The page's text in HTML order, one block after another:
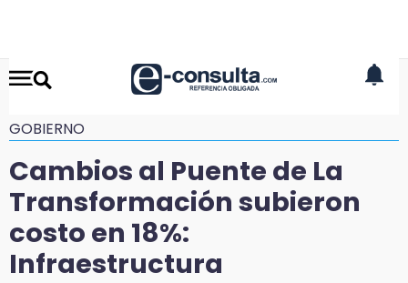
GOBIERNO
Cambios al Puente de La
Transformación subieron
costo en 18%:
Infraestructura